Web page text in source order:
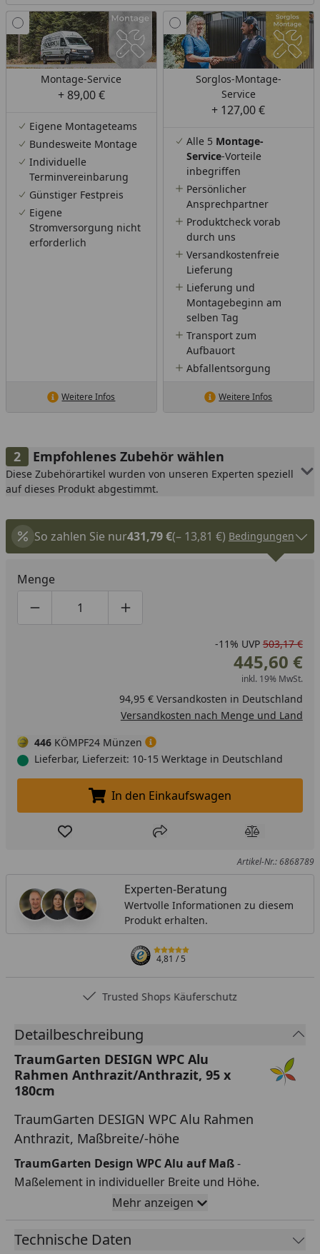
Montage-Service
+ 89,00 €
Eigene Montageteams
Bundesweite Montage
Individuelle
Terminvereinbarung
Günstiger Festpreis
Eigene
Stromversorgung nicht
erforderlich
Weitere Infos
Sorglos-Montage-
Service
+ 127,00 €
Alle 5 Montage-
Service-Vorteile
inbegriffen
Persönlicher
Ansprechpartner
Produktcheck vorab
durch uns
Versandkostenfreie
Lieferung
Lieferung und
Montagebeginn am
selben Tag
Transport zum
Aufbauort
Abfallentsorgung
Weitere Infos
Empfohlenes Zubehör wählen
Diese Zubehörartikel wurden von unseren Experten speziell
auf dieses Produkt abgestimmt.
So zahlen Sie nur431,79 €(– 13,81 €) Bedingungen
Menge
Produktmenge um eins verringern
Produktmenge manuell eingeben
Produktmenge um eins erhöhen
-11% UVP 503,17 €
445,60 €
inkl. 19% MwSt.
94,95 € Versandkosten in Deutschland
Versandkosten nach Menge und Land
446 KÖMPF24 Münzen
Lieferbar, Lieferzeit: 10-15 Werktage in Deutschland
In den Einkaufswagen legen
In den Einkaufswagen
Produkt zur Wunschliste hinzufügen
Teilen Produkt
Artikel-Nr.: 6868789
Experten-Beratung
Wertvolle Informationen zu diesem
Produkt erhalten.
4,81/ 5
Trusted Shops Käuferschutz
Detailbeschreibung
TraumGarten DESIGN WPC Alu
Rahmen Anthrazit/Anthrazit, 95 x
180cm
TraumGarten DESIGN WPC Alu Rahmen
Anthrazit, Maßbreite/-höhe
TraumGarten Design WPC Alu auf Maß-
Maßelement in individueller Breite und Höhe.
Die Serie TraumGarten Design WPC Alu - mit Nut-
Feder-Profilen. Ein moderner Sichtschutz;
geschmackvolles und ansprechendes Design.
Mehr anzeigen
Technische Daten